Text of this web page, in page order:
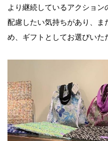
より継続しているアクショ
配慮したい気持ちがあり、ま
め、ギフトとしてお選びいた